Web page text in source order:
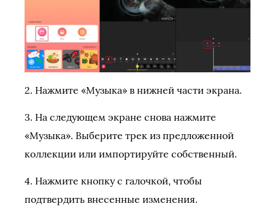
2. Нажмите «Музыка» в нижней части экрана.
3. На следующем экране снова нажмите
«Музыка». Выберите трек из предложенной
коллекции или импортируйте собственный.
4. Нажмите кнопку с галочкой, чтобы
подтвердить внесенные изменения.